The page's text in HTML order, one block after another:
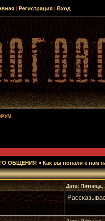
| Регистрация | Вход
ОБЩЕНИЯ » Как вы попали к нам
Дата: